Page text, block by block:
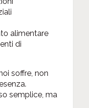
alimentare
di
soffre, non
semplice, ma